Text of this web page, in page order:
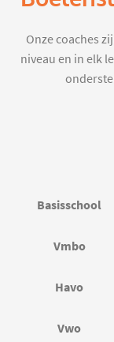
Onze coaches
niveau en in elk
Basisschool
Vmbo
Havo
Vwo